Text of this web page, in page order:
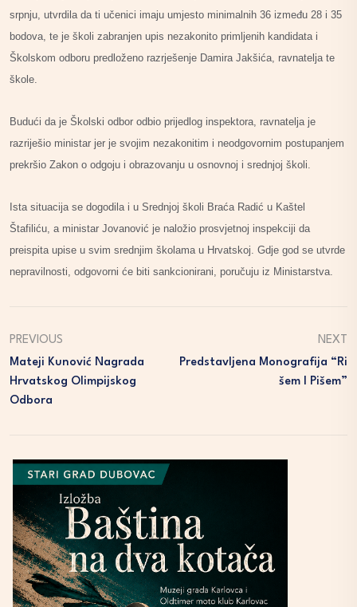
srpnju, utvrdila da ti učenici imaju umjesto minimalnih 36 između 28 i 35
bodova, te je školi zabranjen upis nezakonito primljenih kandidata i
Školskom odboru predloženo razrješenje Damira Jakšića, ravnatelja te
škole.
Budući da je Školski odbor odbio prijedlog inspektora, ravnatelja je
razriješio ministar jer je svojim nezakonitim i neodgovornim postupanjem
prekršio Zakon o odgoju i obrazovanju u osnovnoj i srednjoj školi.
Ista situacija se dogodila i u Srednjoj školi Braća Radić u Kaštel
Štafiliću, a ministar Jovanović je naložio prosvjetnoj inspekciji da
preispita upise u svim srednjim školama u Hrvatskoj. Gdje god se utvrde
nepravilnosti, odgovorni će biti sankcionirani, poručuju iz Ministarstva.
PREVIOUS
Mateji Kunović Nagrada
Hrvatskog Olimpijskog
Odbora
NEXT
Predstavljena Monografija “Ri
Šem I Pišem”